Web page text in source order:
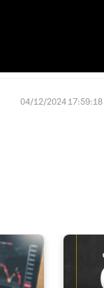
04/12/2024 17:59:18